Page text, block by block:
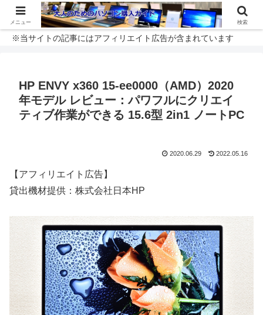
※当サイトの記事にはアフィリエイト広告が含まれています
HP ENVY x360 15-ee0000（AMD）2020
年モデル レビュー：パワフルにクリエイ
ティブ作業ができる 15.6型 2in1 ノートPC
2020.06.29 2022.05.16
【アフィリエイト広告】
貸出機材提供：株式会社日本HP
メニュー 検索